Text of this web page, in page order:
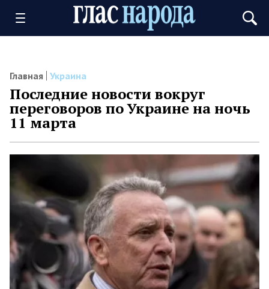
Главная Украина
Последние новости вокруг
переговоров по Украине на ночь
11 марта